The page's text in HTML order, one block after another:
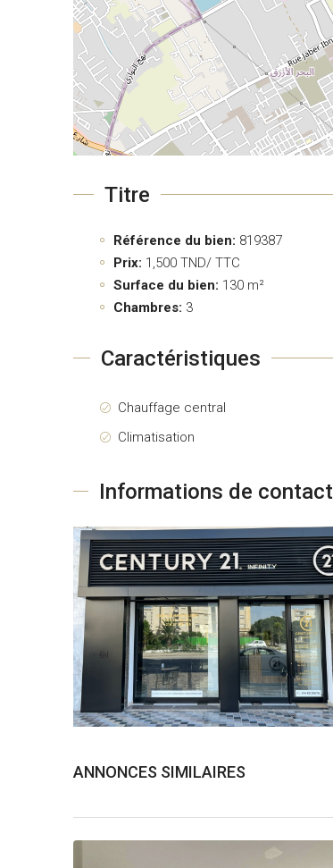
Titre
Référence du bien: 819387
Prix: 1,500 TND/ TTC
Surface du bien: 130 m²
Chambres: 3
Caractéristiques
Chauffage central
Climatisation
Informations de contact
ANNONCES SIMILAIRES